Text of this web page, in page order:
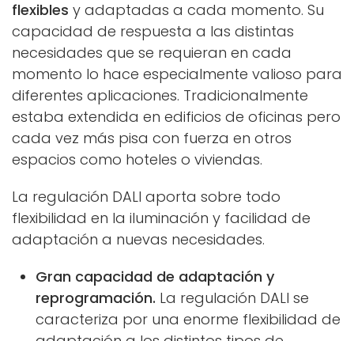
flexibles y adaptadas a cada momento. Su
capacidad de respuesta a las distintas
necesidades que se requieran en cada
momento lo hace especialmente valioso para
diferentes aplicaciones. Tradicionalmente
estaba extendida en edificios de oficinas pero
cada vez más pisa con fuerza en otros
espacios como hoteles o viviendas.
La regulación DALI aporta sobre todo
flexibilidad en la iluminación y facilidad de
adaptación a nuevas necesidades.
Gran capacidad de adaptación y
reprogramación. La regulación DALI se
caracteriza por una enorme flexibilidad de